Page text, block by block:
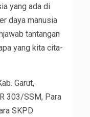
yang ada di
daya manusia
tantangan
yang kita cita-
Garut,
303/SSM, Para
SKPD